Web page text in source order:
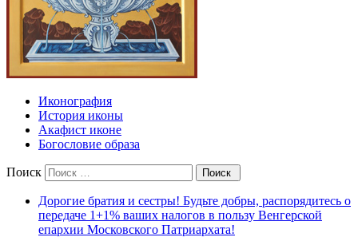
Иконография
История иконы
Акафист иконе
Богословие образа
Поиск
Дорогие братия и сестры! Будьте добры, распорядитесь о
передаче 1+1% ваших налогов в пользу Венгерской
епархии Московского Патриархата!